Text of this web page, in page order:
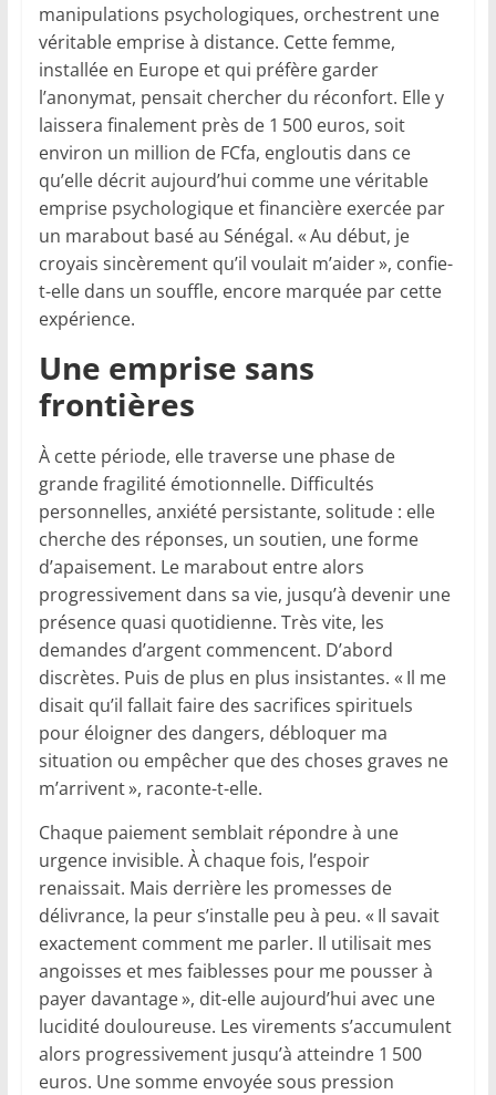
manipulations psychologiques, orchestrent une
véritable emprise à distance. Cette femme,
installée en Europe et qui préfère garder
l’anonymat, pensait chercher du réconfort. Elle y
laissera finalement près de 1 500 euros, soit
environ un million de FCfa, engloutis dans ce
qu’elle décrit aujourd’hui comme une véritable
emprise psychologique et financière exercée par
un marabout basé au Sénégal. « Au début, je
croyais sincèrement qu’il voulait m’aider », confie-
t-elle dans un souffle, encore marquée par cette
expérience.
Une emprise sans
frontières
À cette période, elle traverse une phase de
grande fragilité émotionnelle. Difficultés
personnelles, anxiété persistante, solitude : elle
cherche des réponses, un soutien, une forme
d’apaisement. Le marabout entre alors
progressivement dans sa vie, jusqu’à devenir une
présence quasi quotidienne. Très vite, les
demandes d’argent commencent. D’abord
discrètes. Puis de plus en plus insistantes. « Il me
disait qu’il fallait faire des sacrifices spirituels
pour éloigner des dangers, débloquer ma
situation ou empêcher que des choses graves ne
m’arrivent », raconte-t-elle.
Chaque paiement semblait répondre à une
urgence invisible. À chaque fois, l’espoir
renaissait. Mais derrière les promesses de
délivrance, la peur s’installe peu à peu. « Il savait
exactement comment me parler. Il utilisait mes
angoisses et mes faiblesses pour me pousser à
payer davantage », dit-elle aujourd’hui avec une
lucidité douloureuse. Les virements s’accumulent
alors progressivement jusqu’à atteindre 1 500
euros. Une somme envoyée sous pression